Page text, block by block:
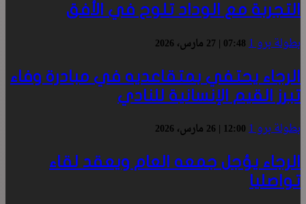
التجربة مع الوداد تلوح في الأفق
بطولة برو 1 07:48 | 27 مارس، 2026
الرجاء يحتفي بمتقاعديه في مبادرة وفاء
تبرز القيم الإنسانية للنادي
بطولة برو 1 12:00 | 26 مارس، 2026
الرجاء يؤجل جمعه العام ويعقد لقاء
تواصليا